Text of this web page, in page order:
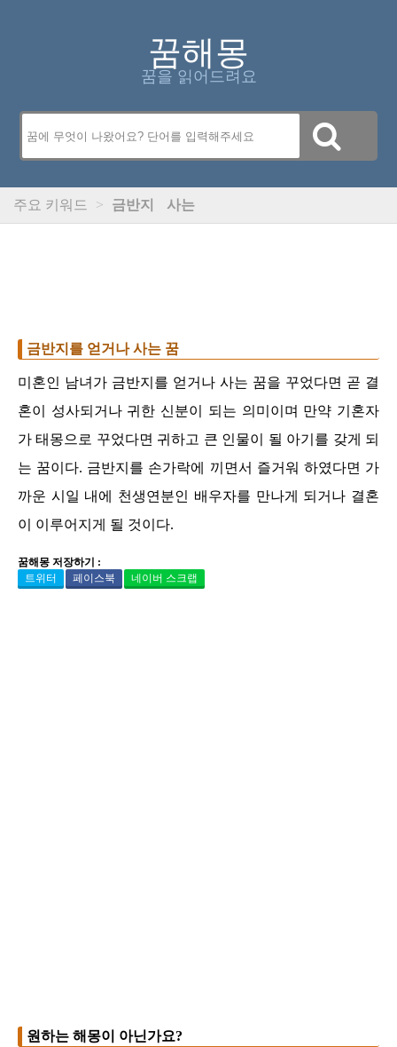
꿈해몽
꿈을 읽어드려요
주요 키워드 > 금반지 사는
금반지를 얻거나 사는 꿈
미혼인 남녀가 금반지를 얻거나 사는 꿈을 꾸었다면 곧 결
혼이 성사되거나 귀한 신분이 되는 의미이며 만약 기혼자
가 태몽으로 꾸었다면 귀하고 큰 인물이 될 아기를 갖게 되
는 꿈이다. 금반지를 손가락에 끼면서 즐거워 하였다면 가
까운 시일 내에 천생연분인 배우자를 만나게 되거나 결혼
이 이루어지게 될 것이다.
꿈해몽 저장하기 :
트위터
페이스북 네이버 스크랩
원하는 해몽이 아닌가요?